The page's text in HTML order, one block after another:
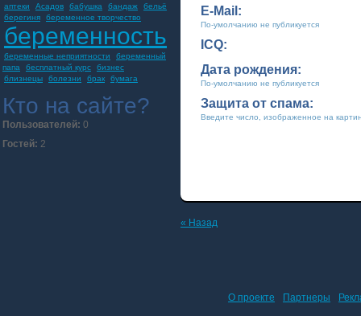
аптеки
Асадов бабушка бандаж
бельё
берегиня
беременное творчество
беременность
беременные неприятности
беременный
папа
бесплатный курс
бизнес
близнецы
болезни брак бумага
Кто на сайте?
Пользователей: 0
Гостей: 2
E-Mail:
По-умолчанию не публикуется
ICQ:
Дата рождения:
По-умолчанию не публикуется
Защита от спама:
Введите число, изображенное на
« Назад
О проекте Партнеры